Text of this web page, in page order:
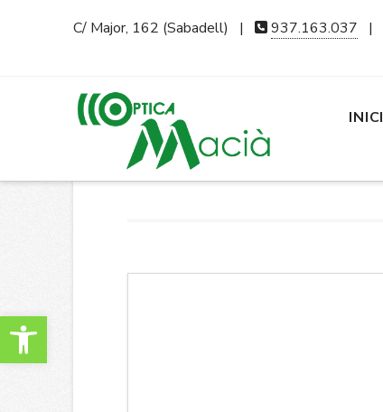
Obre la barra d'eines
C/ Major, 162 (Sabadell) | 937.163.037 |
INICI